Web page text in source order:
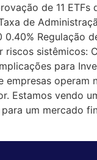
de 11
de
Regulação
sistêmicos:
para
operam
Estamos vendo
um mercado